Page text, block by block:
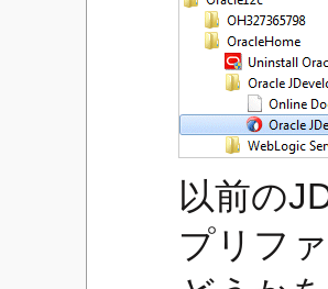
以前の
プリフ